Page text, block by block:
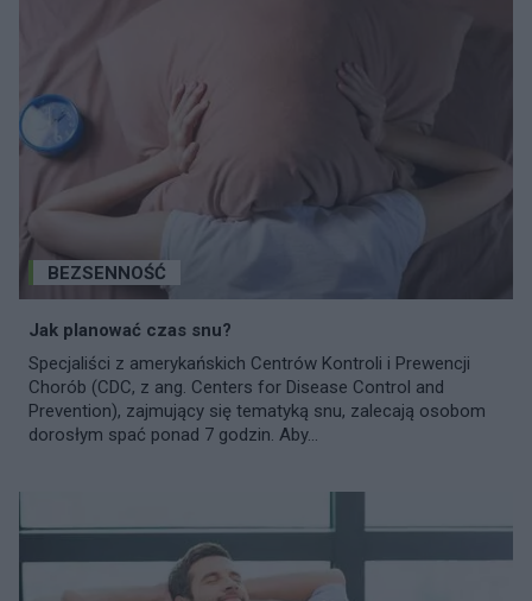
BEZSENNOŚĆ
Jak planować czas snu?
Specjaliści z amerykańskich Centrów Kontroli i Prewencji
Chorób (CDC, z ang. Centers for Disease Control and
Prevention), zajmujący się tematyką snu, zalecają osobom
dorosłym spać ponad 7 godzin. Aby...